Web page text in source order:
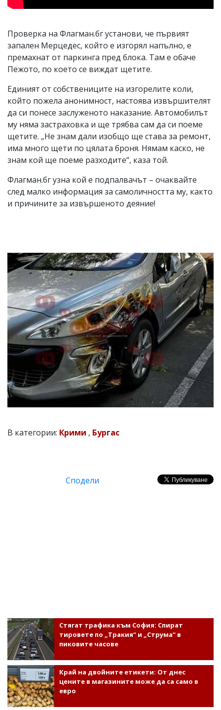
Проверка на Флагман.бг установи, че първият
запален Мерцедес, който е изгорял напълно, е
премахнат от паркинга пред блока. Там е обаче
Пежото, по което се виждат щетите.
Единият от собствениците на изгорелите коли,
който пожела анонимност, настоява извършителят
да си понесе заслуженото наказание. Автомобилът
му няма застраховка и ще трябва сам да си поеме
щетите. „Не знам дали изобщо ще става за ремонт,
има много щети по цялата броня. Нямам каско, не
знам кой ще поеме разходите“, каза той.
Флагман.бг узна кой е подпалвачът – очаквайте
след малко информация за самоличността му, както
и причините за извършеното деяние!
В категории: Крими , Бургас
Сподели
Стягат трафика към София: Спират
тировете по „Тракия“ и „Струма“ в
пиковите часове
Край на двойните етикети: От днес
цените в магазините може да са само в
евро